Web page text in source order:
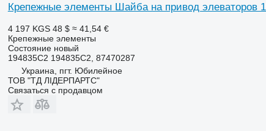
Крепежные элементы Шайба на привод элеваторов
4 197 KGS 48 $ ≈ 41,54 €
Крепежные элементы
Состояниеновый
194835C2 194835C2, 87470287
Украина, пгт. Юбилейное
ТОВ "ТД ЛІДЕРПАРТС"
Связаться с продавцом